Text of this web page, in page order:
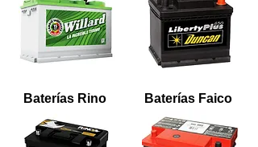
Baterías Rino Baterías Faico